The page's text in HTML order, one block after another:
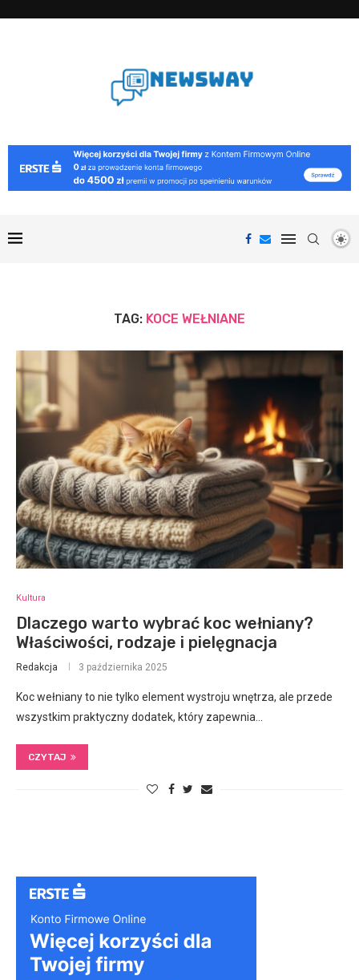
TAG: KOCE WEŁNIANE
Kultura
Dlaczego warto wybrać koc wełniany?
Właściwości, rodzaje i pielęgnacja
Redakcja 3 października 2025
Koc wełniany to nie tylko element wystroju wnętrza, ale przede
wszystkim praktyczny dodatek, który zapewnia…
CZYTAJ